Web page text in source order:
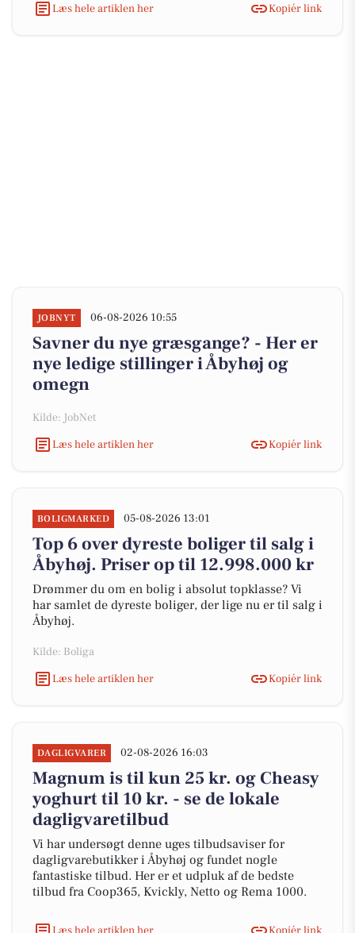
Læs hele artiklen her
Kopiér link
JOBNYT 06-08-2026 10:55
Savner du nye græsgange? - Her er
nye ledige stillinger i Åbyhøj og
omegn
Kilde: JobNet
Læs hele artiklen her
Kopiér link
BOLIGMARKED 05-08-2026 13:01
Top 6 over dyreste boliger til salg i
Åbyhøj. Priser op til 12.998.000 kr
Drømmer du om en bolig i absolut topklasse? Vi
har samlet de dyreste boliger, der lige nu er til salg i
Åbyhøj.
Kilde: Boliga
Læs hele artiklen her
Kopiér link
DAGLIGVARER 02-08-2026 16:03
Magnum is til kun 25 kr. og Cheasy
yoghurt til 10 kr. - se de lokale
dagligvaretilbud
Vi har undersøgt denne uges tilbudsaviser for
dagligvarebutikker i Åbyhøj og fundet nogle
fantastiske tilbud. Her er et udpluk af de bedste
tilbud fra Coop365, Kvickly, Netto og Rema 1000.